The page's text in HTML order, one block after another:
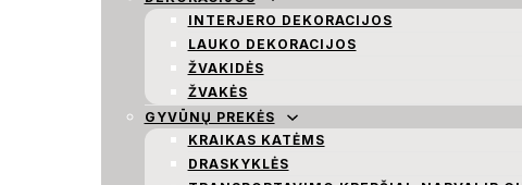
INTERJERO DEKORACIJOS
LAUKO DEKORACIJOS
ŽVAKIDĖS
ŽVAKĖS
GYVŪNŲ PREKĖS
KRAIKAS KATĖMS
DRASKYKLĖS